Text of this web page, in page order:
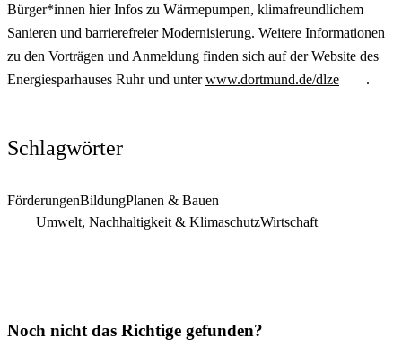
Bürger*innen hier Infos zu Wärmepumpen, klimafreundlichem
Sanieren und barrierefreier Modernisierung. Weitere Informationen
zu den Vorträgen und Anmeldung finden sich auf der Website des
Energiesparhauses Ruhr und unterwww.dortmund.de/dlze .
Schlagwörter
FörderungenBildungPlanen & Bauen
Umwelt, Nachhaltigkeit & KlimaschutzWirtschaft
Noch nicht das Richtige gefunden?